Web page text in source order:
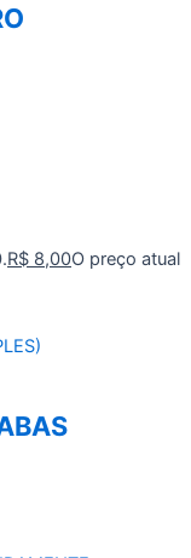
R$ 8,00O preço atual